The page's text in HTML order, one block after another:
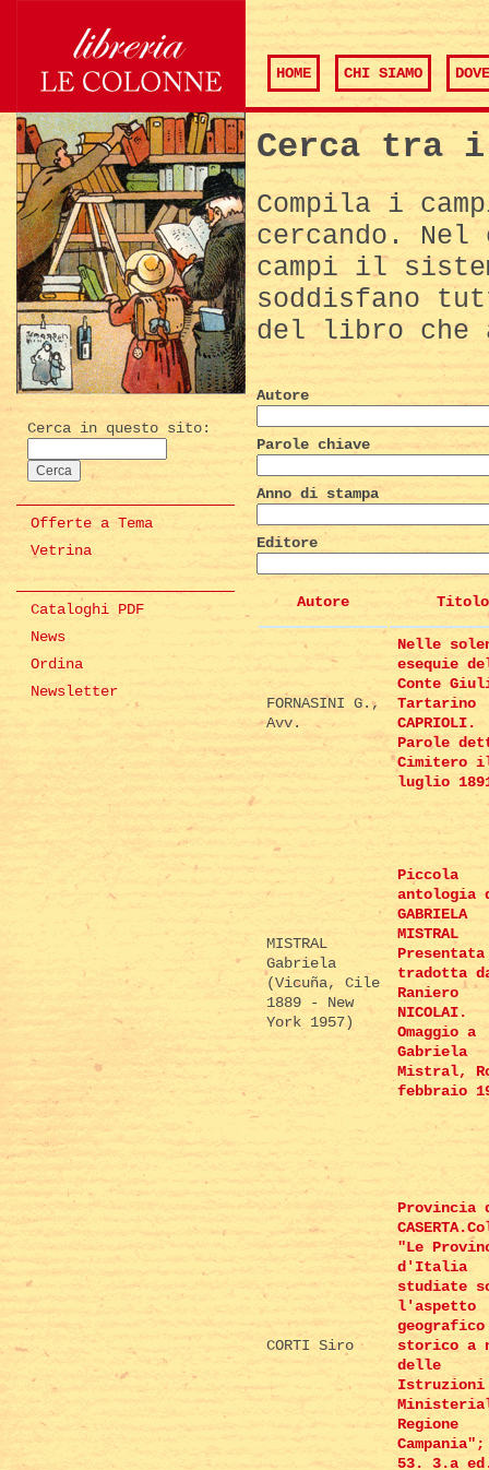
HOME CHI SIAMO
Cerca in questo sito:
Offerte a Tema
Vetrina
Cataloghi PDF
News
Ordina
Newsletter
Cerca tra
Compila i
cercando.
campi il
soddisfano
del libro che
Autore
Parole chiave
Anno di stampa
Editore
Autore Titolo
FORNASINI G.,
Avv.
Nelle
esequie
Conte
Tartarino
CAPRIOLI.
Parole
Cimitero
luglio
MISTRAL
Gabriela
(Vicuña, Cile
1889 - New
York 1957)
Piccola
antologia
GABRIELA
MISTRAL
tradotta
Raniero
NICOLAI.
Omaggio a
Gabriela
Mistral,
febbraio
CORTI Siro
Provincia
"Le
d'Italia
studiate
l'aspetto
storico a
delle
Istruzioni
Regione
53. 3.a